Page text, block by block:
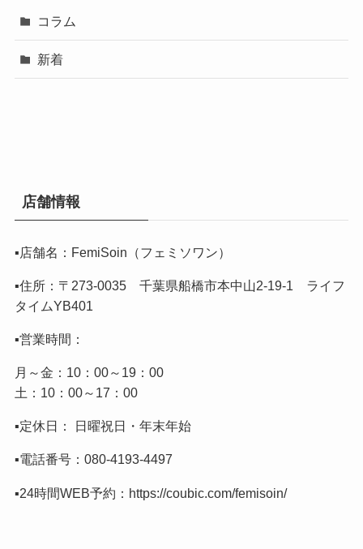
コラム
新着
店舗情報
▪️店舗名：FemiSoin（フェミソワン）
▪️住所：〒273-0035 千葉県船橋市本中山2-19-1 ライフ
タイムYB401
▪️営業時間：
月～金：10：00～19：00
土：10：00～17：00
▪️定休日： 日曜祝日・年末年始
▪️電話番号： 080-4193-4497
▪️24時間WEB予約： https://coubic.com/femisoin/